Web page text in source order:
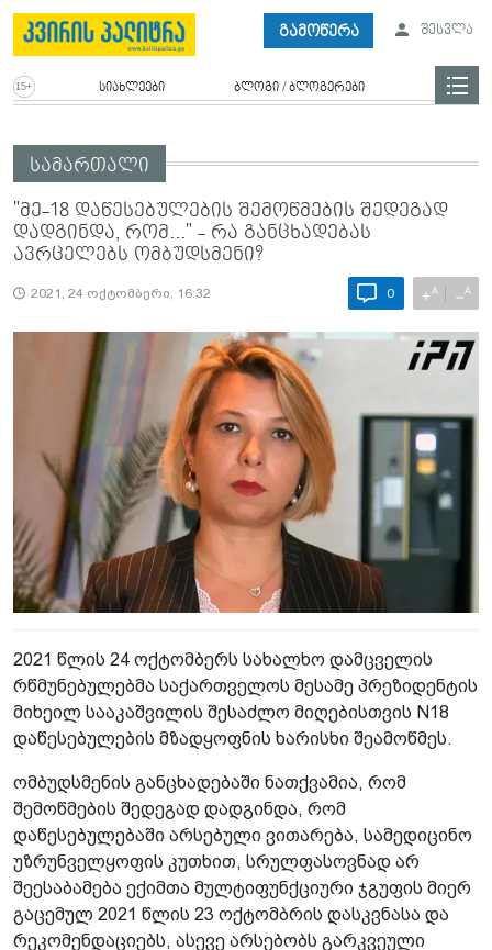
გამოწერა შესვლა
სიახლეები ბლოგი / ბლოგერები
სამართალი
"მე-18 დაწესებულების შემოწმების შედეგად
დადგინდა, რომ..." - რა განცხადებას
ავრცელებს ომბუდსმენი?
2021, 24 ოქტომბერი, 16:32 0 +A −A
2021 წლის 24 ოქტომბერს სახალხო დამცველის
რწმუნებულებმა საქართველოს მესამე პრეზიდენტის
მიხეილ სააკაშვილის შესაძლო მიღებისთვის N18
დაწესებულების მზადყოფნის ხარისხი შეამოწმეს.
ომბუდსმენის განცხადებაში ნათქვამია, რომ
შემოწმების შედეგად დადგინდა, რომ
დაწესებულებაში არსებული ვითარება, სამედიცინო
უზრუნველყოფის კუთხით, სრულფასოვნად არ
შეესაბამება ექიმთა მულტიფუნქციური ჯგუფის მიერ
გაცემულ 2021 წლის 23 ოქტომბრის დასკვნასა და
რეკომენდაციებს, ასევე არსებობს გარკვეული